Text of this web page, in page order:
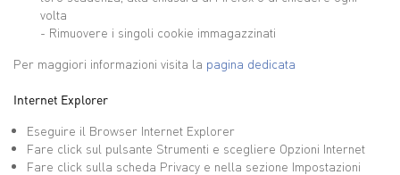
volta
- Rimuovere i singoli cookie immagazzinati
Per maggiori informazioni visita la pagina dedicata
Internet Explorer
Eseguire il Browser Internet Explorer
Fare click sul pulsante Strumenti e scegliere Opzioni Internet
Fare click sulla scheda Privacy e nella sezione Impostazioni